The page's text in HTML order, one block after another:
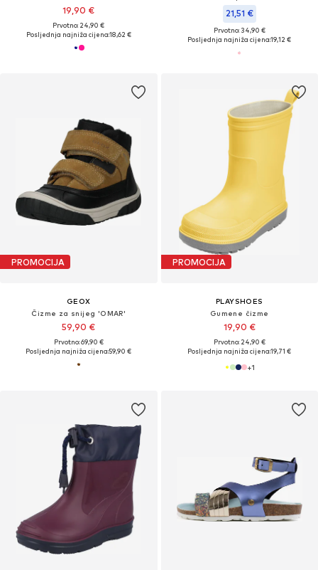
19,90 €
Prvotno: 24,90 €
Posljednja najniža cijena:18,62 €
21,51 €
Prvotno: 34,90 €
Posljednja najniža cijena:19,12 €
PROMOCIJA
GEOX
Čizme za snijeg 'OMAR'
59,90 €
Prvotno: 69,90 €
Posljednja najniža cijena:59,90 €
PROMOCIJA
PLAYSHOES
Gumene čizme
19,90 €
Prvotno: 24,90 €
Posljednja najniža cijena:19,71 €
+1